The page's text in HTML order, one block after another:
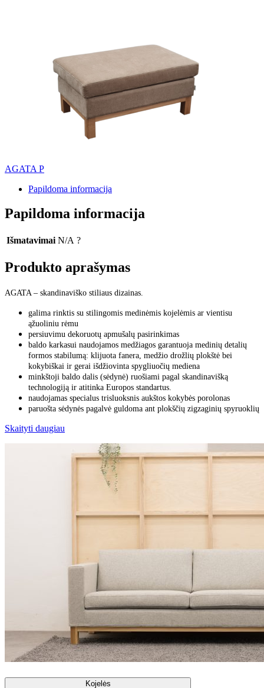
AGATA P
Papildoma informacija
Papildoma informacija
Išmatavimai N/A ?
Produkto aprašymas
AGATA – skandinaviško stiliaus dizainas.
galima rinktis su stilingomis medinėmis kojelėmis ar vientisu
ąžuoliniu rėmu
persiuvimu dekoruotų apmušalų pasirinkimas
baldo karkasui naudojamos medžiagos garantuoja medinių detalių
formos stabilumą: klijuota fanera, medžio drožlių plokštė bei
kokybiškai ir gerai išdžiovinta spygliuočių mediena
minkštoji baldo dalis (sėdynė) ruošiami pagal skandinavišką
technologiją ir atitinka Europos standartus.
naudojamas specialus trisluoksnis aukštos kokybės porolonas
paruošta sėdynės pagalvė guldoma ant plokščių zigzaginių spyruoklių
Skaityti daugiau
Kojelės